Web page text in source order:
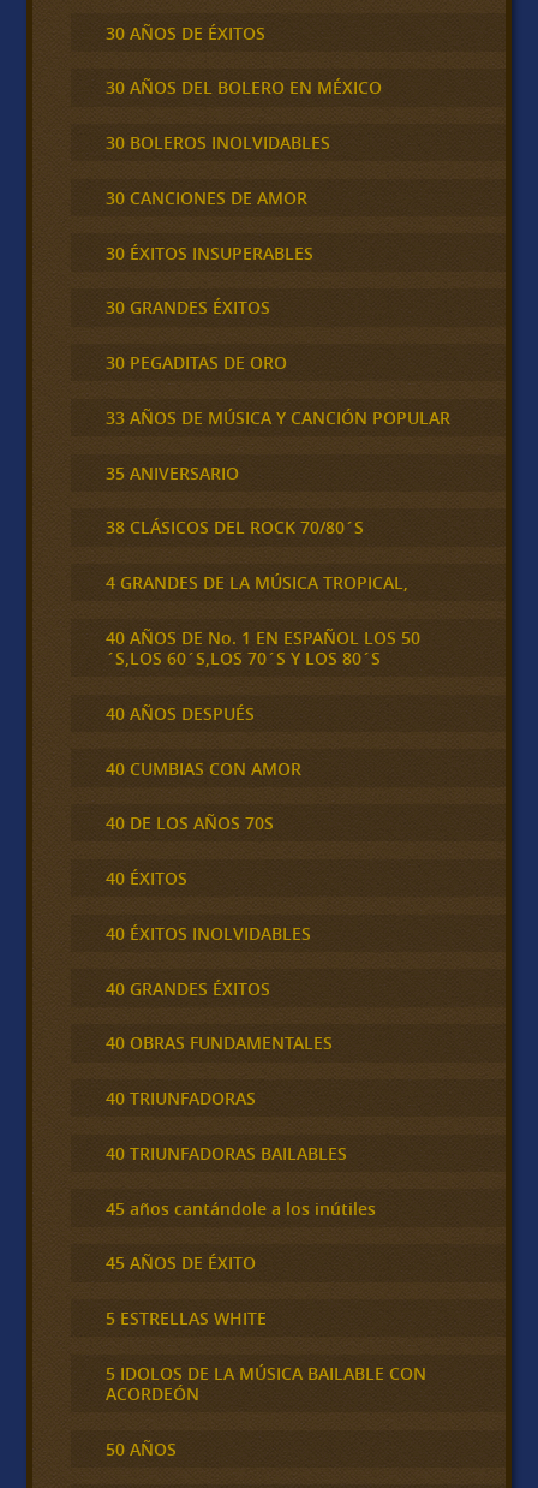
30 AÑOS DE ÉXITOS
30 AÑOS DEL BOLERO EN MÉXICO
30 BOLEROS INOLVIDABLES
30 CANCIONES DE AMOR
30 ÉXITOS INSUPERABLES
30 GRANDES ÉXITOS
30 PEGADITAS DE ORO
33 AÑOS DE MÚSICA Y CANCIÓN POPULAR
35 ANIVERSARIO
38 CLÁSICOS DEL ROCK 70/80´S
4 GRANDES DE LA MÚSICA TROPICAL,
40 AÑOS DE No. 1 EN ESPAÑOL LOS 50
´S,LOS 60´S,LOS 70´S Y LOS 80´S
40 AÑOS DESPUÉS
40 CUMBIAS CON AMOR
40 DE LOS AÑOS 70S
40 ÉXITOS
40 ÉXITOS INOLVIDABLES
40 GRANDES ÉXITOS
40 OBRAS FUNDAMENTALES
40 TRIUNFADORAS
40 TRIUNFADORAS BAILABLES
45 años cantándole a los inútiles
45 AÑOS DE ÉXITO
5 ESTRELLAS WHITE
5 IDOLOS DE LA MÚSICA BAILABLE CON
ACORDEÓN
50 AÑOS